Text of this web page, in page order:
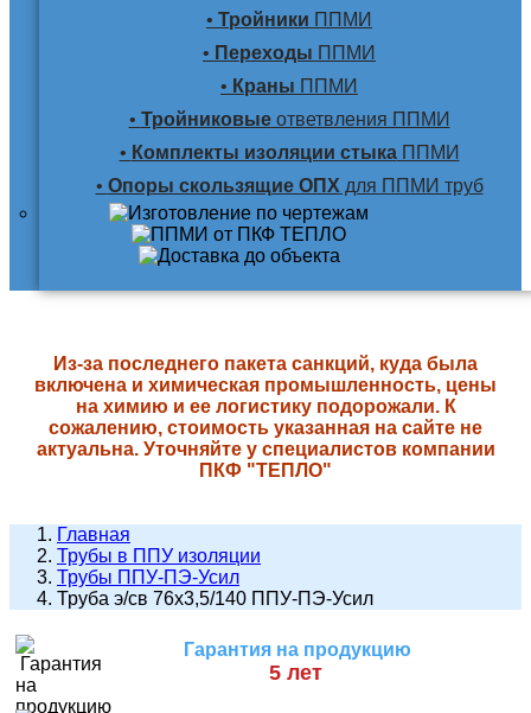
• Тройники ППМИ
• Переходы ППМИ
• Краны ППМИ
• Тройниковыеответвления ППМИ
• Комплекты изоляции стыкаППМИ
• Опоры скользящие ОПХ для ППМИ труб
Из-за последнего пакета санкций, куда была
включена и химическая промышленность, цены
на химию и ее логистику подорожали. К
сожалению, стоимость указанная на сайте не
актуальна. Уточняйте у специалистов компании
ПКФ "ТЕПЛО"
Главная
Трубы в ППУ изоляции
Трубы ППУ-ПЭ-Усил
Труба э/св 76х3,5/140 ППУ-ПЭ-Усил
Гарантия на продукцию
5 лет